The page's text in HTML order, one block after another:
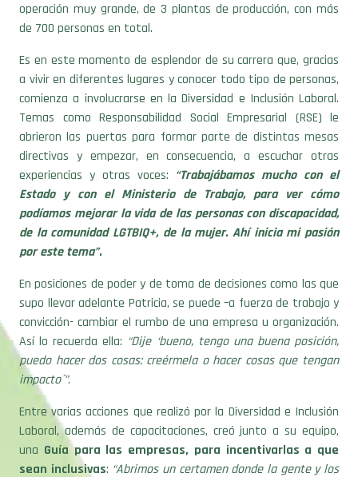
operación muy grande, de 3 plantas de producción, con más
de 700 personas en total.
Es en este momento de esplendor de su carrera que, gracias
a vivir en diferentes lugares y conocer todo tipo de personas,
comienza a involucrarse en la Diversidad e Inclusión Laboral.
Temas como Responsabilidad Social Empresarial (RSE) le
abrieron las puertas para formar parte de distintas mesas
directivas y empezar, en consecuencia, a escuchar otras
experiencias y otras voces: “Trabajábamos mucho con el
Estado y con el Ministerio de Trabajo, para ver cómo
podíamos mejorar la vida de las personas con discapacidad,
de la comunidad LGTBIQ+, de la mujer. Ahí inicia mi pasión
por este tema”.
En posiciones de poder y de toma de decisiones como las que
supo llevar adelante Patricia, se puede –a fuerza de trabajo y
convicción- cambiar el rumbo de una empresa u organización.
Así lo recuerda ella: “Dije ‘bueno, tengo una buena posición,
puedo hacer dos cosas: creérmela o hacer cosas que tengan
impacto´”.
Entre varias acciones que realizó por la Diversidad e Inclusión
Laboral, además de capacitaciones, creó junto a su equipo,
una Guía para las empresas, para incentivarlas a que
sean inclusivas: “Abrimos un certamen donde la gente y los